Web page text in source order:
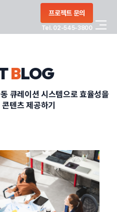
프로젝트 문의
Tel. 02-545-3800
BLOG
큐레이션 시스템으로 효율성을
텐츠 제공하기